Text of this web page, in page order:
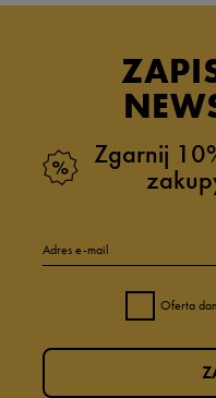
Zgarnij
Adres e-mail
Oferta